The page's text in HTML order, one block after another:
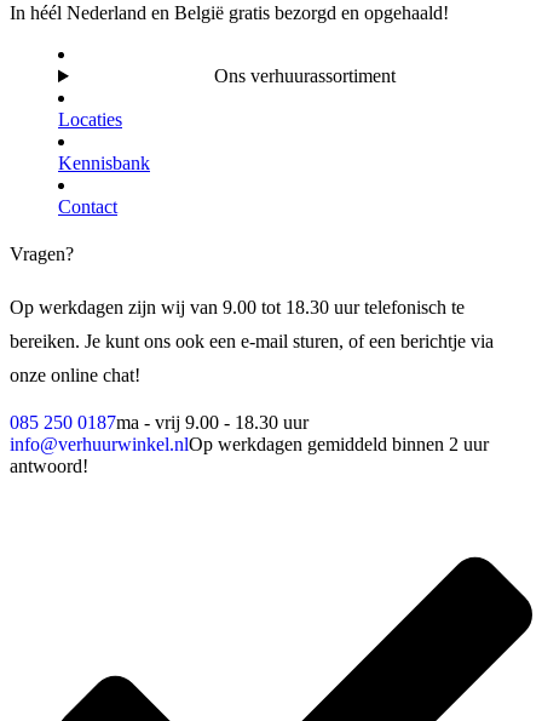
In héél Nederland en België gratis bezorgd en opgehaald!
Ons verhuurassortiment
Locaties
Kennisbank
Contact
Vragen?
Op werkdagen zijn wij van 9.00 tot 18.30 uur telefonisch te
bereiken. Je kunt ons ook een e-mail sturen, of een berichtje via
onze online chat!
085 250 0187ma - vrij 9.00 - 18.30 uur
info@verhuurwinkel.nlOp werkdagen gemiddeld binnen 2 uur
antwoord!